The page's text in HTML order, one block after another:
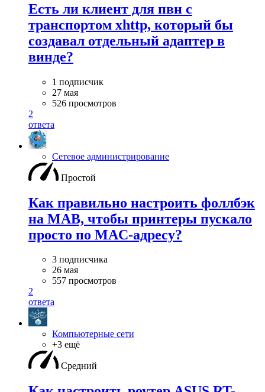
Есть ли клиент для пвн с
транспортом xhttp, который бы
создавал отдельный адаптер в
винде?
1 подписчик
27 мая
526 просмотров
2
ответа
Сетевое администрирование
Простой
Как правильно настроить фоллбэк
на MAB, чтобы принтеры пускало
просто по MAC-адресу?
3 подписчика
26 мая
557 просмотров
2
ответа
Компьютерные сети
+3 ещё
Средний